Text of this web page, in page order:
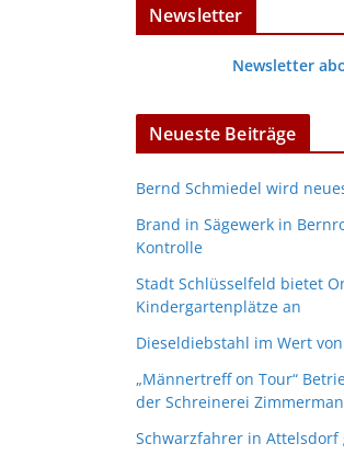
Newsletter
Newsletter
Neueste Beiträge
Bernd Schmiedel wird
Brand in Sägewerk in
Kontrolle
Stadt Schlüsselfeld bietet
Kindergartenplätze an
Dieseldiebstahl im Wert
„Männertreff on Tour“
der Schreinerei
Schwarzfahrer in Attelsdorf